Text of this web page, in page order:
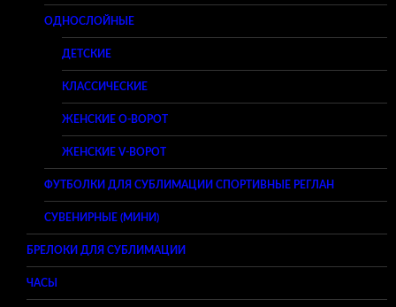
ОДНОСЛОЙНЫЕ
ДЕТСКИЕ
КЛАССИЧЕСКИЕ
ЖЕНСКИЕ O-ВОРОТ
ЖЕНСКИЕ V-ВОРОТ
ФУТБОЛКИ ДЛЯ СУБЛИМАЦИИ СПОРТИВНЫЕ РЕГЛАН
СУВЕНИРНЫЕ (МИНИ)
БРЕЛОКИ ДЛЯ СУБЛИМАЦИИ
ЧАСЫ